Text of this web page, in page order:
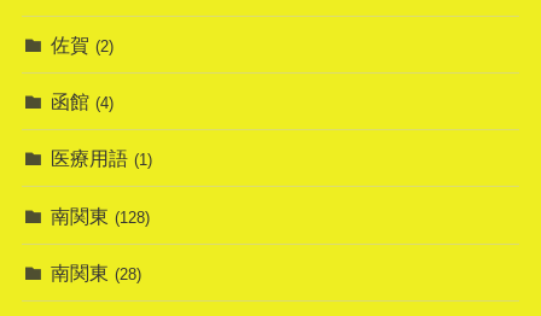
佐賀 (2)
函館 (4)
医療用語 (1)
南関東 (128)
南関東 (28)